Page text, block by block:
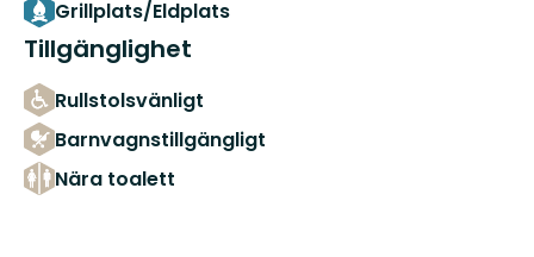
Grillplats/Eldplats
Tillgänglighet
Rullstolsvänligt
Barnvagnstillgängligt
Nära toalett